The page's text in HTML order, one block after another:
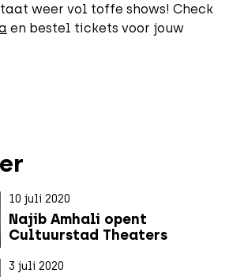
weer vol toffe shows! Check
en bestel tickets voor jouw
10 juli 2020
Najib Amhali opent
Cultuurstad Theaters
3 juli 2020